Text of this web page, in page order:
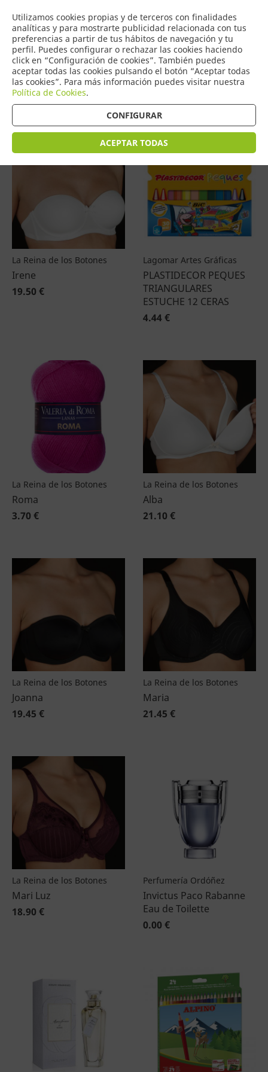
Utilizamos cookies propias y de terceros con finalidades
analíticas y para mostrarte publicidad relacionada con tus
preferencias a partir de tus hábitos de navegación y tu
perfil. Puedes configurar o rechazar las cookies haciendo
click en “Configuración de cookies”. También puedes
aceptar todas las cookies pulsando el botón “Aceptar todas
las cookies”. Para más información puedes visitar nuestra
Política de Cookies.
CONFIGURAR
ACEPTAR TODAS
0
COMERCIO
DE TORRIJOS
Productos (4597)
Ordenar por precio
La Reina de los Botones
Irene
19.50 €
Lagomar Artes Gráficas
PLASTIDECOR PEQUES
TRIANGULARES
ESTUCHE 12 CERAS
4.44 €
La Reina de los Botones
Roma
3.70 €
La Reina de los Botones
Alba
21.10 €
La Reina de los Botones
Joanna
19.45 €
La Reina de los Botones
Maria
21.45 €
La Reina de los Botones
Mari Luz
18.90 €
Perfumería Ordóñez
Invictus Paco Rabanne
Eau de Toilette
0.00 €